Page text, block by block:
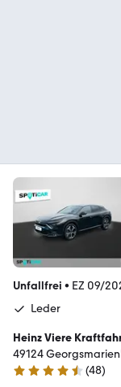
Unfallfrei • EZ 09/
Leder
Heinz Viere
49124
4.6 Sterne
(48)